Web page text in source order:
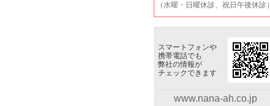
（水曜・日曜休診、祝日午後休診）
スマートフォンや
携帯電話でも
弊社の情報が
チェックできます
www.nana-ah.co.jp